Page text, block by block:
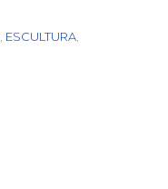
, ESCULTURA,